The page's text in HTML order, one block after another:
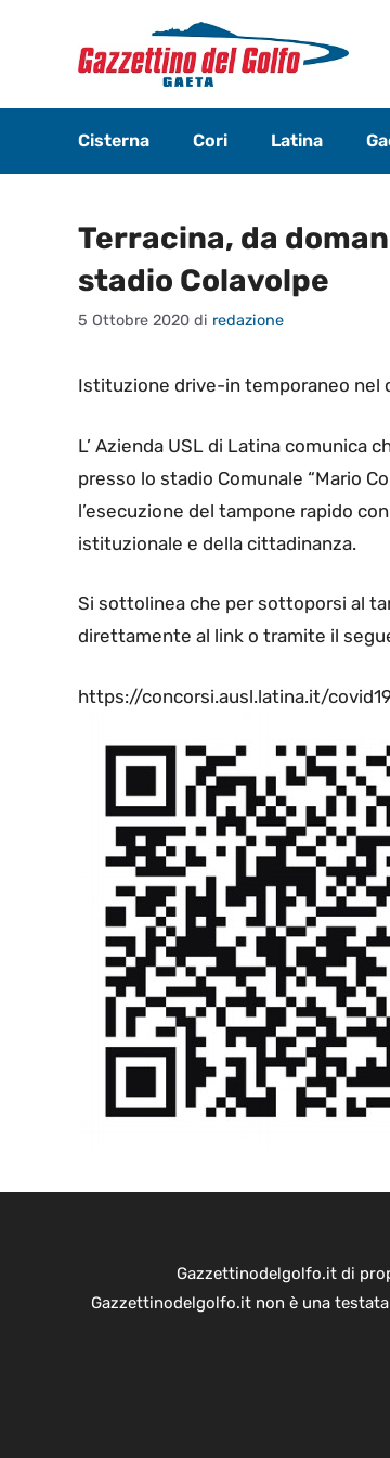
contenuto
Cisterna Cori Latina
Terracina, da
stadio Colavolpe
5 Ottobre 2020 di redazione
Istituzione drive-in temporaneo nel
L’ Azienda USL di Latina comunica
presso lo stadio Comunale “Mario
l’esecuzione del tampone rapido
istituzionale e della cittadinanza.
Si sottolinea che per sottoporsi al
direttamente al link o tramite il
https://concorsi.ausl.latina.it/
Gazzettinodelgolfo.it di
Gazzettinodelgolfo.it non è una